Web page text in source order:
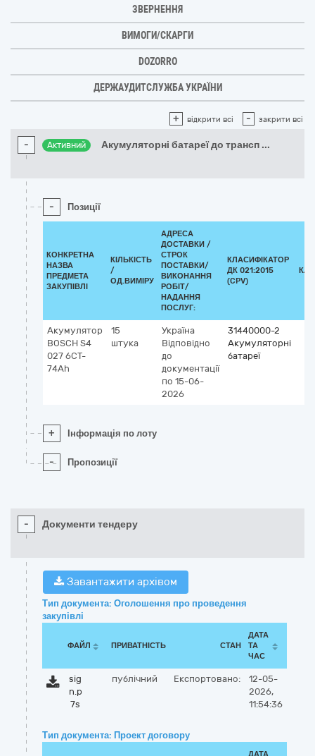
ЗВЕРНЕННЯ
ВИМОГИ/СКАРГИ
DOZORRO
ДЕРЖАУДИТСЛУЖБА УКРАЇНИ
+ відкрити всі - закрити всі
- Активний Акумуляторні батареї до трансп ...
- Позиції
КОНКРЕТНА
НАЗВА
ПРЕДМЕТА
ЗАКУПІВЛІ
КІЛЬКІСТЬ
/
ОД.ВИМІРУ
АДРЕСА
ДОСТАВКИ /
СТРОК
ПОСТАВКИ/
ВИКОНАННЯ
РОБІТ/
НАДАННЯ
ПОСЛУГ:
КЛАСИФІКАТОР
ДК 021:2015
(CPV)
Акумулятор
BOSCH S4
027 6CT-
74Ah
15
штука
Україна
Відповідно
до
документації
по 15-06-
2026
31440000-2
Акумуляторні
батареї
+ Інформація по лоту
- Пропозиції
- Документи тендеру
Завантажити архівом
Тип документа: Оголошення про проведення
закупівлі
ФАЙЛ ПРИВАТНІСТЬ СТАН
ДАТА
ТА
ЧАС
sig
n.p
7s
публічний Експортовано:
12-05-
2026,
11:54:36
Тип документа: Проект договору